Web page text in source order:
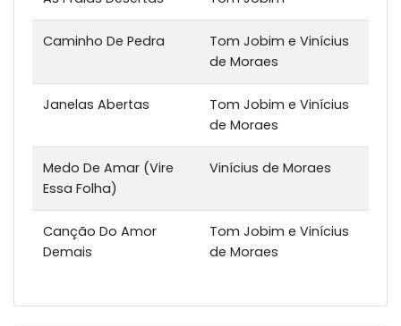
Caminho De Pedra
Tom Jobim e Vinícius
de Moraes
Janelas Abertas
Tom Jobim e Vinícius
de Moraes
Medo De Amar (Vire
Essa Folha)
Vinícius de Moraes
Canção Do Amor
Demais
Tom Jobim e Vinícius
de Moraes